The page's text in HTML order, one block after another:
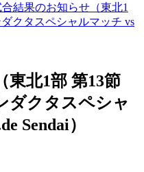
結果のお知らせ（東北1
クタスペシャルマッチ vs
東北1部 第13節
ダクタスペシャ
Sendai）